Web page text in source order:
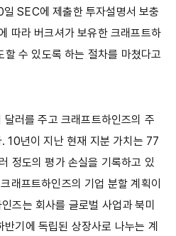
SEC에 제출한 투자설명서 보충
따라 버크셔가 보유한 크래프트하
수 있도록 하는 절차를 마쳤다고
러를 주고 크래프트하인즈의 주
10년이 지난 현재 지분 가치는 77
정도의 평가 손실을 기록하고 있
래프트하인즈의 기업 분할 계획이
즈는 회사를 글로벌 사업과 북미
기에 독립된 상장사로 나누는 계